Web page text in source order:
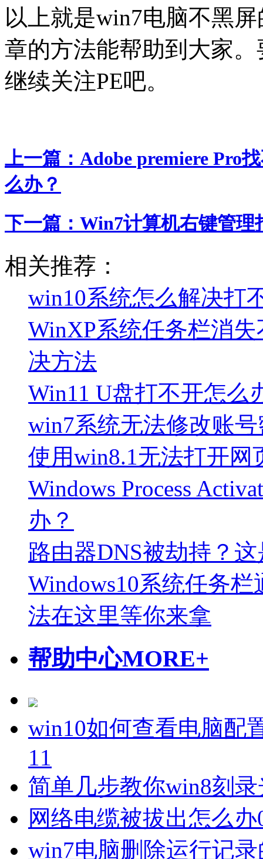
以上就是win7电脑不黑
章的方法能帮助到大家
继续关注PE吧。
上一篇： Adobe premiere Pro
么办？
下一篇： Win7计算机右键管理
相关推荐：
win10系统怎么解决打
WinXP系统任务栏消
决方法
Win11 U盘打不开怎么
win7系统无法修改账
使用win8.1无法打开网
Windows Process
办？
路由器DNS被劫持？
Windows10系统任务
法在这里等你来拿
帮助中心MORE+
win10如何查看电脑配
11
简单几步教你win8刻
网络电缆被拔出怎么办
win7电脑删除运行记